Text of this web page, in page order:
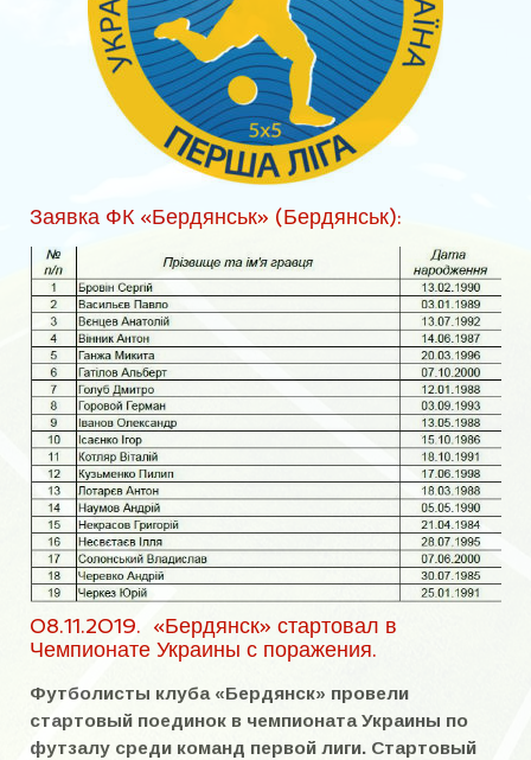
Наша история. ФК «Торпедо» образца 1956 года
«Были когда-то и мы рысаками, и игроков мы имели лихих
Сезон 1966 г.
Сезон 1969 г.
Сезон 1970 г.
«Энергия»
ИГРОКИ А-И
Байда Станислав Васильевич
Баранов Юрий
Бильдюк Алексей Алексеевич
Братья Воронич
Братья Тодосенко
Братья Цековы
Вакуленко Валерий Ильич
Заявка ФК «Бердянськ» (Бердянськ):
08.11.2019. «Бердянск» стартовал в
Чемпионате Украины с поражения.
Футболисты клуба «Бердянск» провели
стартовый поединок в чемпионата Украины по
футзалу среди команд первой лиги. Стартовый